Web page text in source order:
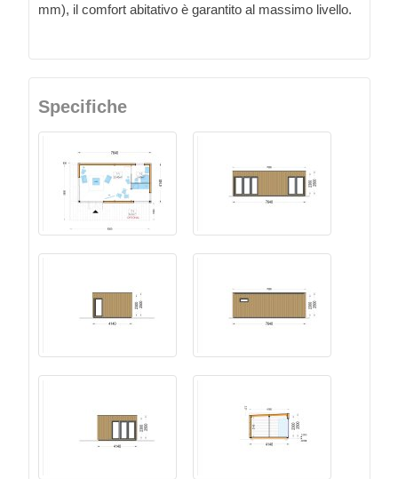
mm), il comfort abitativo è garantito al massimo livello.
Specifiche